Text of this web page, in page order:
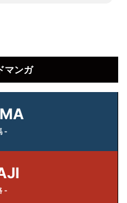
マンガ
-
-